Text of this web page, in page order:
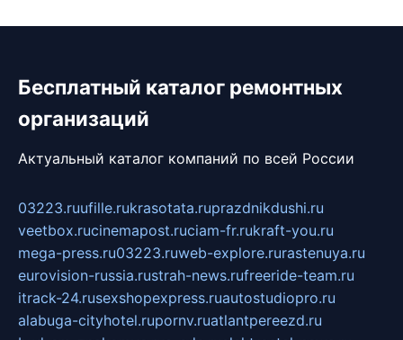
Бесплатный каталог ремонтных
организаций
Актуальный каталог компаний по всей России
03223.ruufille.rukrasotata.ruprazdnikdushi.ru
veetbox.rucinemapost.ruciam-fr.rukraft-you.ru
mega-press.ru03223.ruweb-explore.rurastenuya.ru
eurovision-russia.rustrah-news.rufreeride-team.ru
itrack-24.rusexshopexpress.ruautostudiopro.ru
alabuga-cityhotel.rupornv.ruatlantpereezd.ru